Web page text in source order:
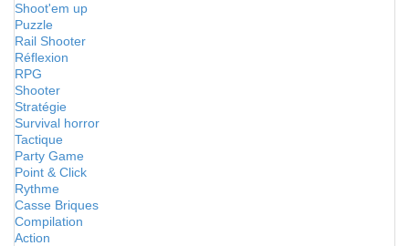
Shoot'em up
Puzzle
Rail Shooter
Réflexion
RPG
Shooter
Stratégie
Survival horror
Tactique
Party Game
Point & Click
Rythme
Casse Briques
Compilation
Action